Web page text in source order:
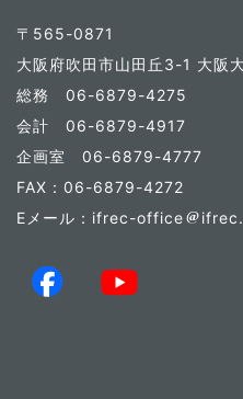
〒565-0871
大阪府吹田市山田丘3-1 大阪
総務 06-6879-4275
会計 06-6879-4917
企画室 06-6879-4777
FAX：06-6879-4272
Eメール：ifrec-office